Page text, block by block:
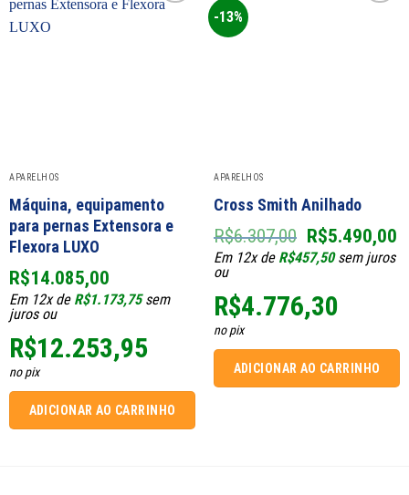
APARELHOS
Máquina, equipamento
para pernas Extensora e
Flexora LUXO
R$14.085,00
Em 12x de R$1.173,75sem
juros ou
R$12.253,95
no pix
ADICIONAR AO CARRINHO
-13%
APARELHOS
Cross Smith Anilhado
R$6.307,00 O
preço
era:
R$6.307,00.
R$5.490,00
Em 12x de R$457,50sem juros
ou
R$4.776,30
no pix
ADICIONAR AO CARRINHO